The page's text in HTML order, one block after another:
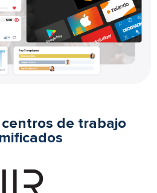
de trabajo